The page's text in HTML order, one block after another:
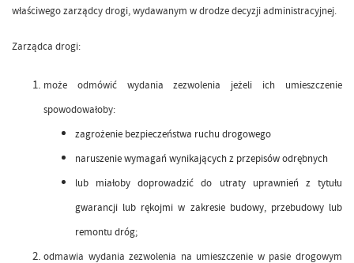
właściwego zarządcy drogi, wydawanym w drodze decyzji administracyjnej.
Zarządca drogi:
może odmówić wydania zezwolenia jeżeli ich umieszczenie
spowodowałoby:
zagrożenie bezpieczeństwa ruchu drogowego
naruszenie wymagań wynikających z przepisów odrębnych
lub miałoby doprowadzić do utraty uprawnień z tytułu
gwarancji lub rękojmi w zakresie budowy, przebudowy lub
remontu dróg;
odmawia wydania zezwolenia na umieszczenie w pasie drogowym